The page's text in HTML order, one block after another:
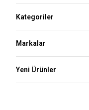
Kategoriler
Markalar
Yeni Ürünler